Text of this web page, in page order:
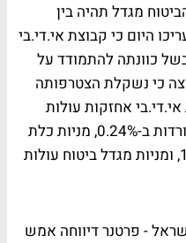
מגדל תהיה בין
היום כי קבוצת אי.די.בי
כוונתה להתמודד על
כי נשקלת הצטרפותה
אחזקות עולות
ב-0.92%, מניות אי.די.בי פיתוח יורדות ב-0.24%, מניות כלת
השמחה - בזק, מטפסות ב-1.73%, ומניות מגדל ביטוח עולות
- פרטנר דיווחה אמש